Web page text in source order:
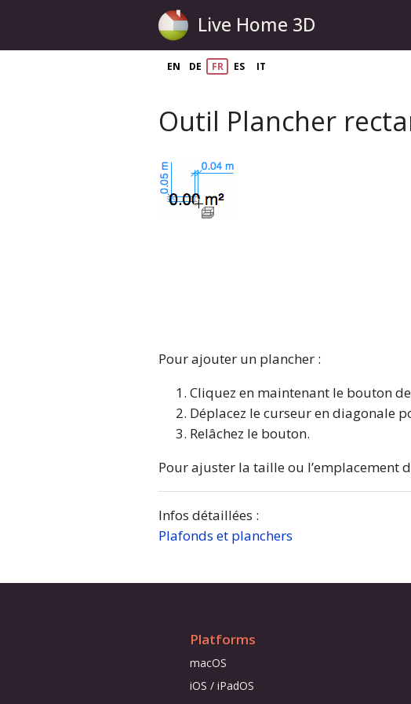
Live Home 3D
EN DE FR ES IT
Outil Plancher
Pour ajouter un plancher :
Cliquez en maintenant le bouton
Déplacez le curseur en diagonale
Relâchez le bouton.
Pour ajuster la taille ou l’emplacement
Infos détaillées :
Plafonds et planchers
Platforms
macOS
iOS / iPadOS